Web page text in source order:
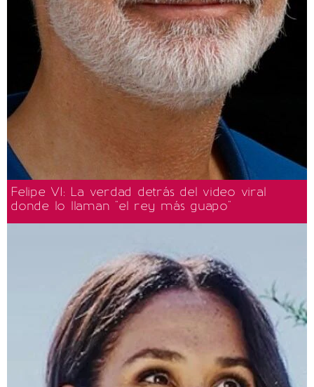
Felipe VI: La verdad detrás del video viral
donde lo llaman "el rey más guapo"